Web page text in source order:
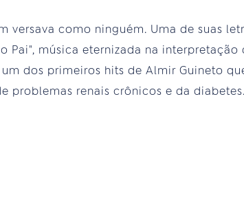
versava como ninguém. Uma de suas
Pai", música eternizada na interpretação
dos primeiros hits de Almir Guineto
problemas renais crônicos e da diabetes.